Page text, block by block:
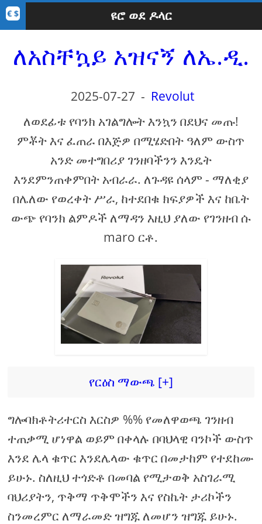
ዩሮ ወደ ዶላር
ለአስቸኳይ አዝናኝ ለኤ.ዲ.
2025-07-27 - Revolut
ለወደፊቱ የባንክ አገልግሎት እንኳን በደህና መጡ!
ምቾት እና ፈጠራ በእጅዎ በሚሄድበት ዓለም ውስጥ
አንድ መተግበሪያ ገንዘባችንን እንዴት
እንደምንጠቀምበት አብራራ. ለጉዳዩ ሰላም - ማለቂያ
በሌለው የወረቀት ሥራ, ከተደበቁ ክፍያዎች እና ከቤት
ውጭ የባንክ ልምዶች ለማዳን እዚህ ያለው የገንዘብ ሱ
maro ርቶ.
የርዕስ ማውጫ [+]
ግሎባክቶትሪተርስ እርስዎ %% የመለዋወጫ ገንዘብ
ተጠቃሚ ሆነዋል ወይም በቀላሉ በባህላዊ ባንኮች ውስጥ
እንደ ሌላ ቁጥር እንደሌላው ቁጥር በመታከም የተደከሙ
ይሁኑ. ስለዚህ ተጎድቶ በመባል የሚታወቅ አስገራሚ
ባህሪያትን, ጥቅማ ጥቅሞችን እና የስኬት ታሪኮችን
ስንመረምር ለማራመድ ዝግጁ ለመሆን ዝግጁ ይሁኑ.